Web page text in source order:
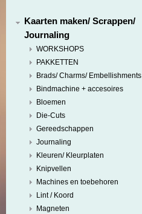
Kaarten maken/ Scrappen/
Journaling
WORKSHOPS
PAKKETTEN
Brads/ Charms/ Embellishments
Bindmachine + accesoires
Bloemen
Die-Cuts
Gereedschappen
Journaling
Kleuren/ Kleurplaten
Knipvellen
Machines en toebehoren
Lint / Koord
Magneten